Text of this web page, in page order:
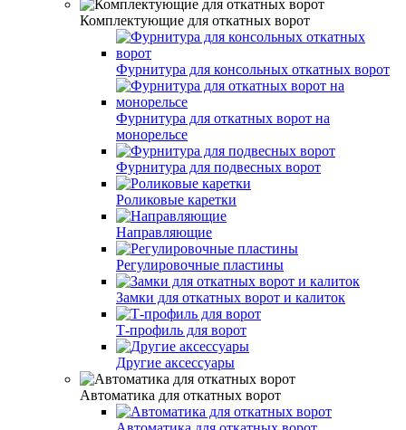
Комплектующие для откатных ворот
Фурнитура для консольных откатных ворот
Фурнитура для откатных ворот на
монорельсе
Фурнитура для подвесных ворот
Роликовые каретки
Направляющие
Регулировочные пластины
Замки для откатных ворот и калиток
Т-профиль для ворот
Другие аксессуары
Автоматика для откатных ворот